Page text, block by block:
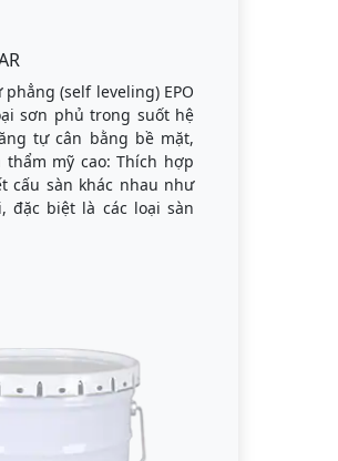
(self leveling) EPO
sơn phủ trong suốt hệ
tự cân bằng bề mặt,
mỹ cao: Thích hợp
cấu sàn khác nhau như
đặc biệt là các loại sàn